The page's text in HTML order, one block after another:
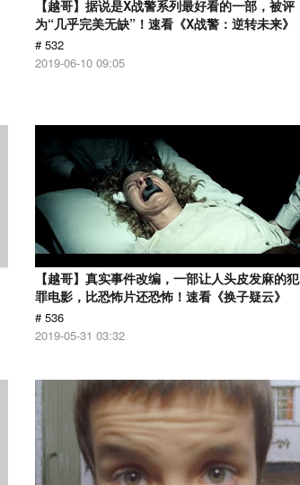
【越哥】据说是X战警系列最好看的一部，被评
为“几乎完美无缺”！速看《X战警：逆转未来》
# 532
2019-06-10 09:05
【越哥】真实事件改编，一部让人头皮发麻的犯
罪电影，比恐怖片还恐怖！速看《换子疑云》
# 536
2019-05-31 03:32